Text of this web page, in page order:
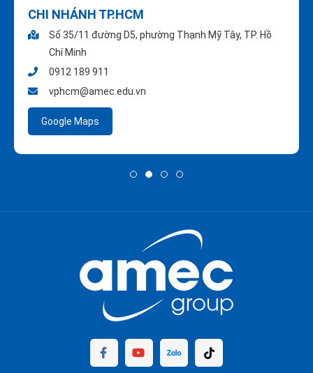
CHI NHÁNH TP.HCM
Số 35/11 đường D5, phường Thạnh Mỹ Tây, TP. Hồ
Chí Minh
0912 189 911
vphcm@amec.edu.vn
Google Maps